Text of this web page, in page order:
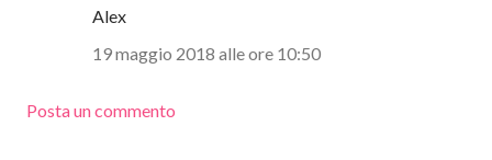
Alex
19 maggio 2018 alle ore 10:50
Posta un commento